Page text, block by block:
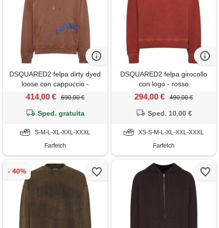
DSQUARED2 felpa dirty dyed
loose con cappuccio -
marrone
414,00 € 690,00 €
Sped. gratuita
S-M-L-XL-XXL-XXXL
Farfetch
DSQUARED2 felpa girocollo
con logo - rosso
294,00 € 490,00 €
Sped. 10,00 €
XS-S-M-L-XL-XXL-XXXL
Farfetch